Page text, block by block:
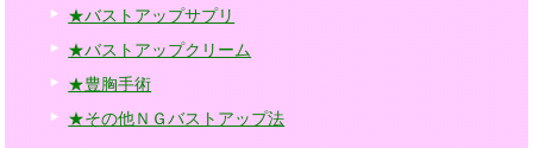
★バストアップサプリ
★バストアップクリーム
★豊胸手術
★その他ＮＧバストアップ法